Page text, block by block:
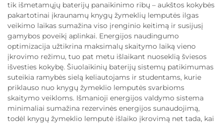
tik išmetamųjų baterijų panaikinimo ribų – aukštos kokybės
pakartotinai įkraunamų knygų žymeklių lemputės ilgas
veikimo laikas sumažina viso įrenginio keitimą ir susijusį
gamybos poveikį aplinkai. Energijos naudingumo
optimizacija užtikrina maksimalų skaitymo laiką vieno
įkrovimo režimu, tuo pat metu išlaikant nuoseklią šviesos
išvesties kokybę. Šiuolaikinių baterijų sistemų patikimumas
suteikia ramybės sielą keliautojams ir studentams, kurie
priklauso nuo knygų žymeklio lemputės svarbioms
skaitymo veikloms. Išmanioji energijos valdymo sistema
minimaliai sumažina rezervinės energijos sunaudojimą,
todėl knygų žymeklio lemputė išlaiko įkrovimą net tada, kai